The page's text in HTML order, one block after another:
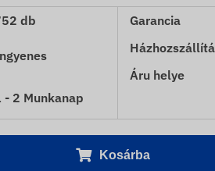
db
- 2 Munkanap
Garancia
Áru helye
Kosárba